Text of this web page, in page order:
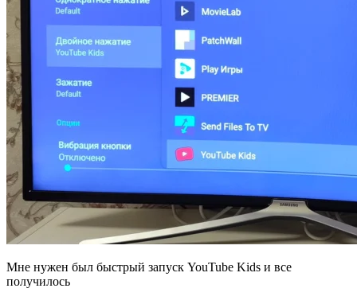
Мне нужен был быстрый запуск YouTube Kids и все
получилось